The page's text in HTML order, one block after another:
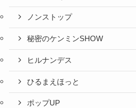
ノンストップ
秘密のケンミンSHOW
ヒルナンデス
ひるまえほっと
ポップUP